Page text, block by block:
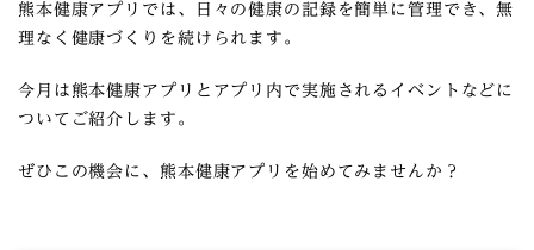
熊本健康アプリでは、日々の健康の記録を簡単に管理でき、無
理なく健康づくりを続けられます。
今月は熊本健康アプリとアプリ内で実施されるイベントなどに
ついてご紹介します。
ぜひこの機会に、熊本健康アプリを始めてみませんか？